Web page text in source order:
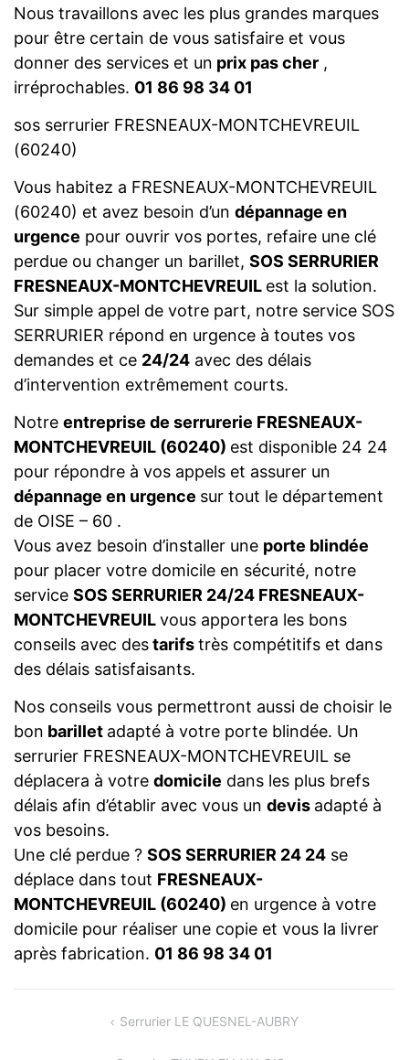
Nous travaillons avec les plus grandes marques
pour être certain de vous satisfaire et vous
donner des services et un prix pas cher ,
irréprochables. 01 86 98 34 01
sos serrurier FRESNEAUX-MONTCHEVREUIL
(60240)
Vous habitez a FRESNEAUX-MONTCHEVREUIL
(60240) et avez besoin d’un dépannage en
urgence pour ouvrir vos portes, refaire une clé
perdue ou changer un barillet, SOS SERRURIER
FRESNEAUX-MONTCHEVREUIL est la solution.
Sur simple appel de votre part, notre service SOS
SERRURIER répond en urgence à toutes vos
demandes et ce 24/24 avec des délais
d’intervention extrêmement courts.
Notre entreprise de serrurerie FRESNEAUX-
MONTCHEVREUIL (60240) est disponible 24 24
pour répondre à vos appels et assurer un
dépannage en urgence sur tout le département
de OISE – 60 .
Vous avez besoin d’installer une porte blindée
pour placer votre domicile en sécurité, notre
service SOS SERRURIER 24/24 FRESNEAUX-
MONTCHEVREUILvous apportera les bons
conseils avec destarifstrès compétitifs et dans
des délais satisfaisants.
Nos conseils vous permettront aussi de choisir le
bon barillet adapté à votre porte blindée. Un
serrurier FRESNEAUX-MONTCHEVREUIL se
déplacera à votre domicile dans les plus brefs
délais afin d’établir avec vous un devis adapté à
vos besoins.
Une clé perdue ? SOS SERRURIER 24 24 se
déplace dans tout FRESNEAUX-
MONTCHEVREUIL (60240) en urgence à votre
domicile pour réaliser une copie et vous la livrer
après fabrication. 01 86 98 34 01
NAVIGATIONSerrurier LE QUESNEL-AUBRY